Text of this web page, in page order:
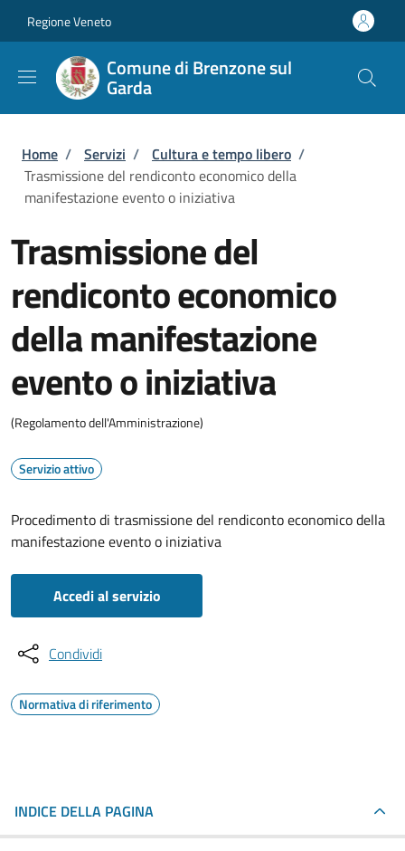
Regione Veneto
Comune di Brenzone sul
Garda
Briciole di pane
Home / Servizi / Cultura e tempo libero /
Trasmissione del rendiconto economico della
manifestazione evento o iniziativa
Trasmissione del
rendiconto economico
della manifestazione
evento o iniziativa
(Regolamento dell'Amministrazione)
Servizio attivo
Procedimento di trasmissione del rendiconto economico della
manifestazione evento o iniziativa
Accedi al servizio
Condividi
Normativa di riferimento
INDICE DELLA PAGINA